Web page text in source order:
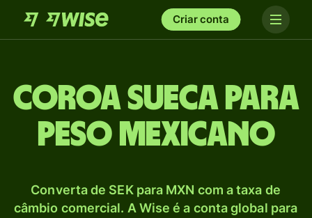
Criar conta
Coroa sueca para
Peso mexicano
Converta de SEK para MXN com a taxa de
câmbio comercial. A Wise é a conta global para